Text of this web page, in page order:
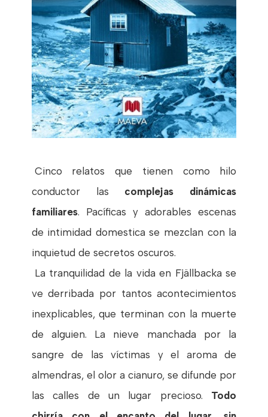
Cinco relatos que tienen como hilo
conductor las complejas dinámicas
familiares. Pacíficas y adorables escenas
de intimidad domestica se mezclan con la
inquietud de secretos oscuros.
La tranquilidad de la vida en Fjällbacka se
ve derribada por tantos acontecimientos
inexplicables, que terminan con la muerte
de alguien. La nieve manchada por la
sangre de las víctimas y el aroma de
almendras, el olor a cianuro, se difunde por
las calles de un lugar precioso. Todo